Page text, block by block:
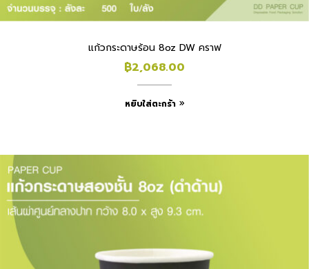
แก้วกระดาษร้อน 8oz DW คราฟ
฿2,068.00
หยิบใส่ตะกร้า